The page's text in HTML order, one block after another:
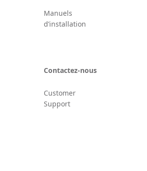
Manuels
d’installation
Contactez-nous
Customer
Support